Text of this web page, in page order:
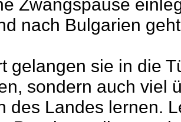
Zwangspause
nach Bulgarien
gelangen sie in die
sondern auch viel
des Landes lernen.